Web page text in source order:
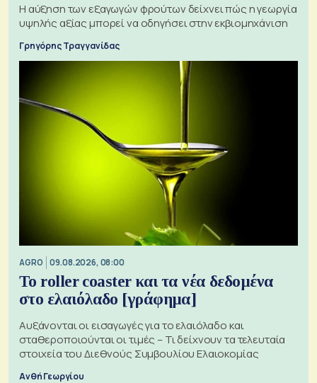
Η αύξηση των εξαγωγών φρούτων δείχνει πώς η γεωργία
υψηλής αξίας μπορεί να οδηγήσει στην εκβιομηχάνιση
Γρηγόρης Τραγγανίδας
AGRO 09.08.2026, 08:00
Το roller coaster και τα νέα δεδομένα
στο ελαιόλαδο [γράφημα]
Αυξάνονται οι εισαγωγές για το ελαιόλαδο και
σταθεροποιούνται οι τιμές – Τι δείχνουν τα τελευταία
στοιχεία του Διεθνούς Συμβουλίου Ελαιοκομίας
Ανθή Γεωργίου